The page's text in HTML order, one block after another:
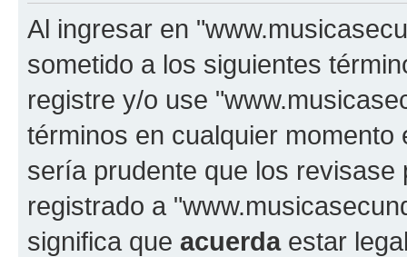
Al ingresar en
sometido a los siguientes
registre y/o use
términos en cualquier
sería prudente que los
registrado a
significa que acuerdaestar